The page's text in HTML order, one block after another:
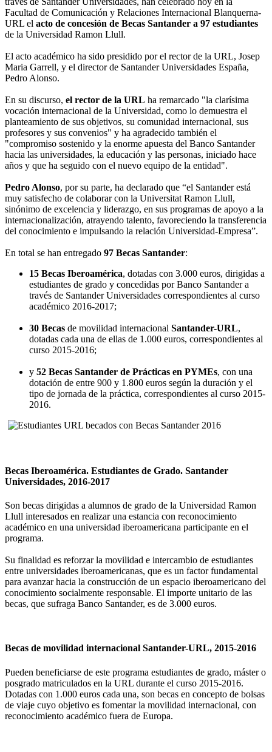
Facultad de Comunicación y Relaciones Internacional Blanquerna-
URL el acto de concesión de Becas Santander a 97 estudiantes
de la Universidad Ramon Llull.
El acto académico ha sido presidido por el rector de la URL, Josep
Maria Garrell, y el director de Santander Universidades España,
Pedro Alonso.
En su discurso, el rector de la URL ha remarcado "la clarísima
vocación internacional de la Universidad, como lo demuestra el
planteamiento de sus objetivos, su comunidad internacional, sus
profesores y sus convenios" y ha agradecido también el
"compromiso sostenido y la enorme apuesta del Banco Santander
hacia las universidades, la educación y las personas, iniciado hace
años y que ha seguido con el nuevo equipo de la entidad".
Pedro Alonso, por su parte, ha declarado que “el Santander está
muy satisfecho de colaborar con la Universitat Ramon Llull,
sinónimo de excelencia y liderazgo, en sus programas de apoyo a la
internacionalización, atrayendo talento, favoreciendo la transferencia
del conocimiento e impulsando la relación Universidad-Empresa”.
En total se han entregado 97 Becas Santander:
15 Becas Iberoamérica, dotadas con 3.000 euros, dirigidas a
estudiantes de grado y concedidas por Banco Santander a
través de Santander Universidades correspondientes al curso
académico 2016-2017;
30 Becas de movilidad internacional Santander-URL,
dotadas cada una de ellas de 1.000 euros, correspondientes al
curso 2015-2016;
y 52 Becas Santander de Prácticas en PYMEs, con una
dotación de entre 900 y 1.800 euros según la duración y el
tipo de jornada de la práctica, correspondientes al curso 2015-
2016.
Becas Iberoamérica. Estudiantes de Grado. Santander
Universidades, 2016-2017
Son becas dirigidas a alumnos de grado de la Universidad Ramon
Llull interesados en realizar una estancia con reconocimiento
académico en una universidad iberoamericana participante en el
programa.
Su finalidad es reforzar la movilidad e intercambio de estudiantes
entre universidades iberoamericanas, que es un factor fundamental
para avanzar hacia la construcción de un espacio iberoamericano del
conocimiento socialmente responsable. El importe unitario de las
becas, que sufraga Banco Santander, es de 3.000 euros.
Becas de movilidad internacional Santander-URL, 2015-2016
Pueden beneficiarse de este programa estudiantes de grado, máster o
posgrado matriculados en la URL durante el curso 2015-2016.
Dotadas con 1.000 euros cada una, son becas en concepto de bolsas
de viaje cuyo objetivo es fomentar la movilidad internacional, con
reconocimiento académico fuera de Europa.